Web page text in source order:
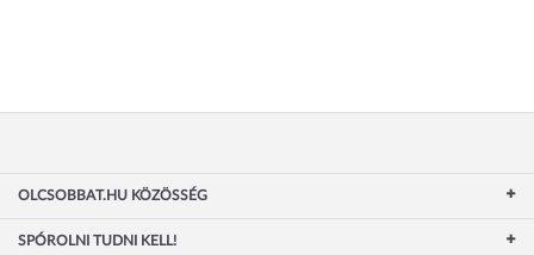
OLCSOBBAT.HU KÖZÖSSÉG
SPÓROLNI TUDNI KELL!